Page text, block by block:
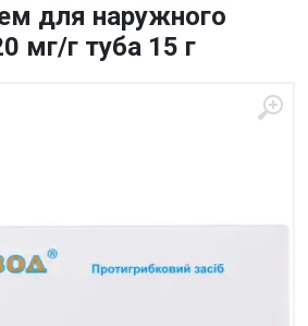
для наружного
мг/г туба 15 г